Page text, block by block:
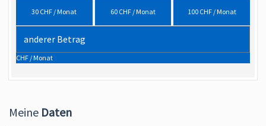
30 CHF / Monat 60 CHF / Monat 100 CHF / Monat
CHF / Monat
Meine Daten